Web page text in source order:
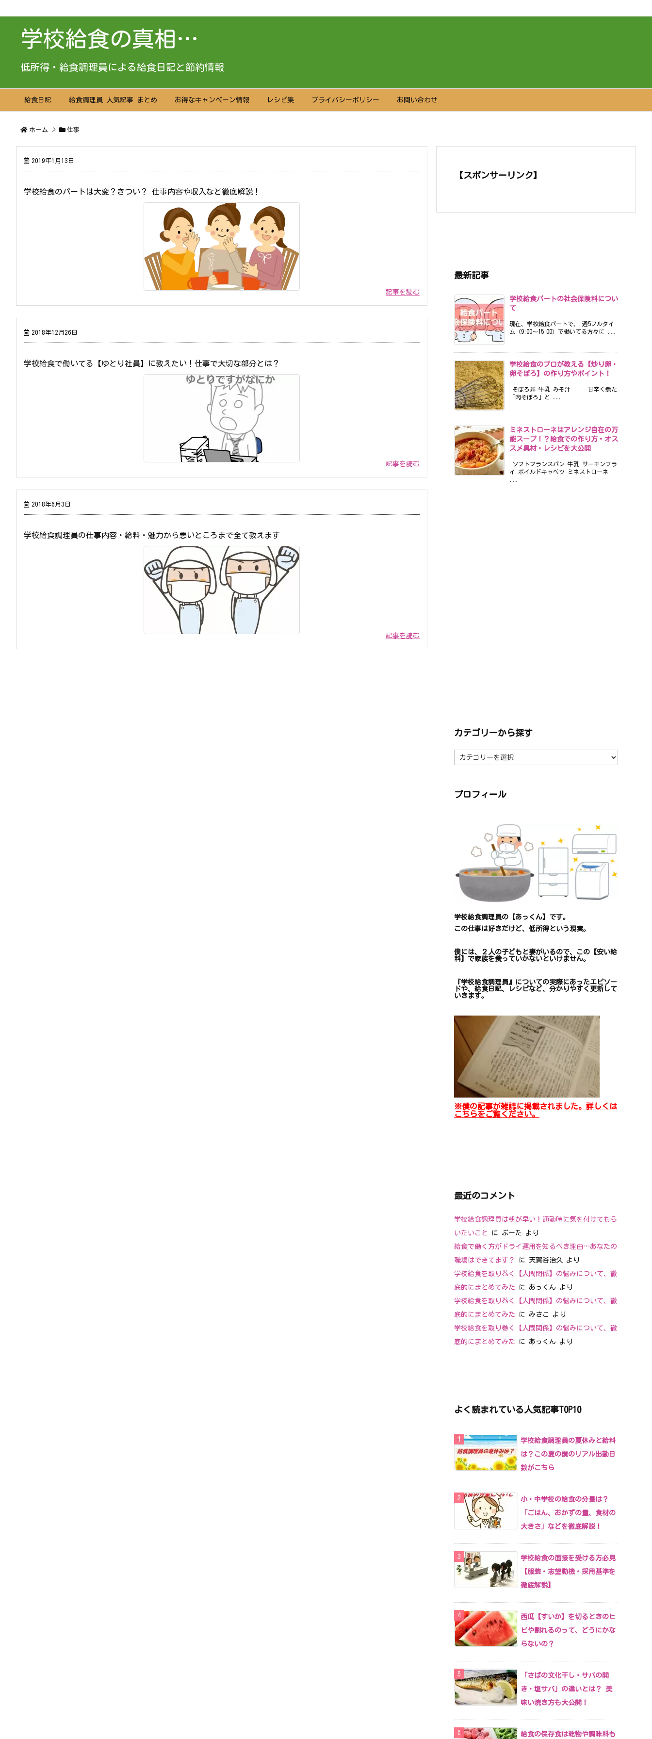
学校給食の真相…
低所得・給食調理員による給食日記と節約情報
給食日記 給食調理員 人気記事 まとめ お得なキャンペーン情報 レシピ集 プライバシーポリシー お問い合わせ
ホーム > 仕事
2019年1月13日
学校給食のパートは大変？きつい？ 仕事内容や収入など徹底解説！
記事を読む
2018年12月26日
学校給食で働いてる【ゆとり社員】に教えたい！仕事で大切な部分とは？
記事を読む
2018年6月3日
学校給食調理員の仕事内容・給料・魅力から悪いところまで全て教えます
記事を読む
【スポンサーリンク】
最新記事
学校給食パートの社会保険料につい
て
現在、学校給食パートで、 週5フルタイ
ム（9:00〜15:00）で働いてる方々に ...
学校給食のプロが教える【炒り卵・
卵そぼろ】の作り方やポイント！
そぼろ丼 牛乳 みそ汁 甘辛く煮た
「肉そぼろ」と ...
ミネストローネはアレンジ自在の万
能スープ！？給食での作り方・オス
スメ具材・レシピを大公開
ソフトフランスパン 牛乳 サーモンフラ
イ ボイルドキャベツ ミネストローネ
カテゴリーから探す
テ
ゴ
ら
探
プロフィール
学校給食調理員の【あっくん】です。
この仕事は好きだけど、 低所得という現実。
僕には、２人の子どもと妻がいるので、
この【安い給
料】で家族を養っていかないといけません。
『学校給食調理員』についての実際にあったエピソー
ドや、 給食日記、レシピなど、 分かりやすく更新して
いきます。
※僕の記事が雑誌に掲載されました。詳しくは
こちらをご覧ください。
最近のコメント
学校給食調理員は朝が早い！通勤時に気を付けてもら
いたいこと
に ぷーた より
給食で働く方がドライ運用を知るべき理由…あなたの
職場はできてます？
に 天賀谷治久 より
学校給食を取り巻く【人間関係】の悩みについて、徹
底的にまとめてみた に あっくん より
学校給食を取り巻く【人間関係】の悩みについて、徹
底的にまとめてみた に みさこ
より
学校給食を取り巻く【人間関係】の悩みについて、徹
底的にまとめてみた に あっくん より
よく読まれている人気記事TOP10
学校給食調理員の夏休みと給料
は？この夏の僕のリアル出勤日
数がこちら
小・中学校の給食の分量は？
「ごはん、おかずの量、食材の
大きさ」などを徹底解説！
学校給食の面接を受ける方必見
【服装・志望動機・採用基準を
徹底解説】
西瓜【すいか】を切るときのヒ
ビや割れるのって、どうにかな
らないの？
「さばの文化干し・サバの開
き・塩サバ」の違いとは？ 美
味い焼き方も大公開！
給食の保存食は乾物や調味料も